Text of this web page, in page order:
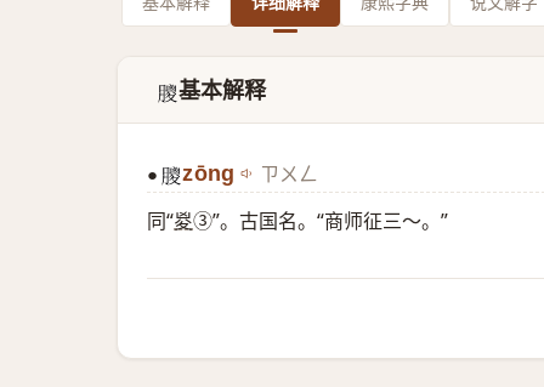
𦡙基本解释
● 𦡙 zōng ㄗㄨㄥ
同“㚇③”。古国名。“商师征三～。”